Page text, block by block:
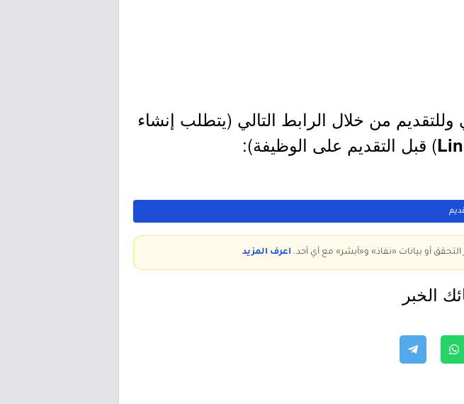
من خلال الرابط التالي (يتطلب إنشاء
) قبل التقديم على الوظيفة):
أو بيانات «نفاذ» و«أبشر» مع أي أحد. اعرف المزيد
الخبر